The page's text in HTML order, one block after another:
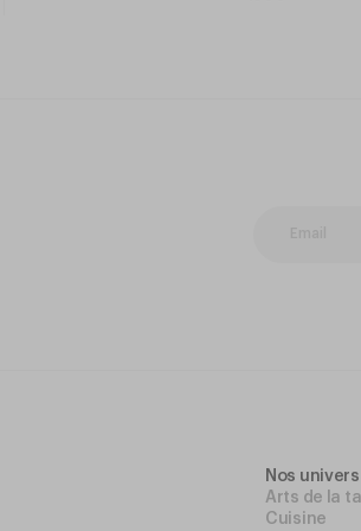
Nos univers
Arts de la
Cuisine